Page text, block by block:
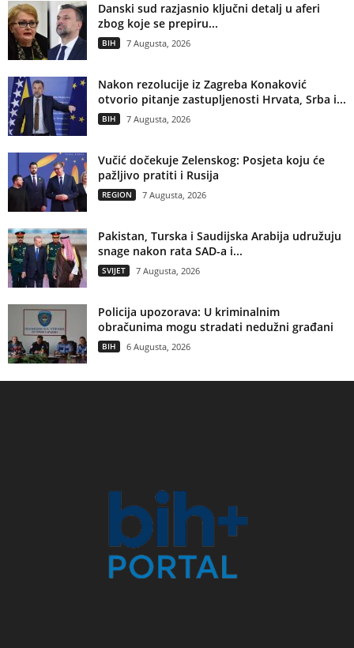
Danski sud razjasnio ključni detalj u aferi
zbog koje se prepiru...
BIH 7 Augusta, 2026
Nakon rezolucije iz Zagreba Konaković
otvorio pitanje zastupljenosti Hrvata, Srba i...
BIH 7 Augusta, 2026
Vučić dočekuje Zelenskog: Posjeta koju će
pažljivo pratiti i Rusija
REGION 7 Augusta, 2026
Pakistan, Turska i Saudijska Arabija udružuju
snage nakon rata SAD-a i...
SVIJET 7 Augusta, 2026
Policija upozorava: U kriminalnim
obračunima mogu stradati nedužni građani
BIH 6 Augusta, 2026